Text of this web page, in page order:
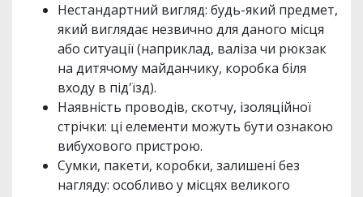
Нестандартний вигляд: будь-який предмет,
який виглядає незвично для даного місця
або ситуації (наприклад, валіза чи рюкзак
на дитячому майданчику, коробка біля
входу в під'їзд).
Наявність проводів, скотчу, ізоляційної
стрічки: ці елементи можуть бути ознакою
вибухового пристрою.
Сумки, пакети, коробки, залишені без
нагляду: особливо у місцях великого